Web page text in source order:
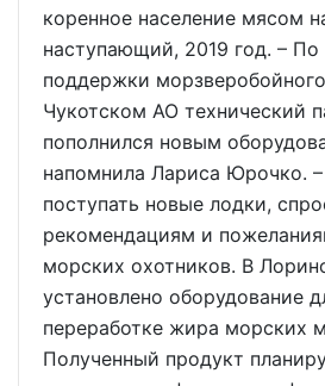
коренное население мясом
наступающий, 2019 год. –
поддержки
Чукотском АО технический
пополнился новым
напомнила Лариса Юрочко.
поступать новые лодки,
рекомендациям и
морских охотников. В
установлено оборудование
переработке жира морских
Полученный продукт